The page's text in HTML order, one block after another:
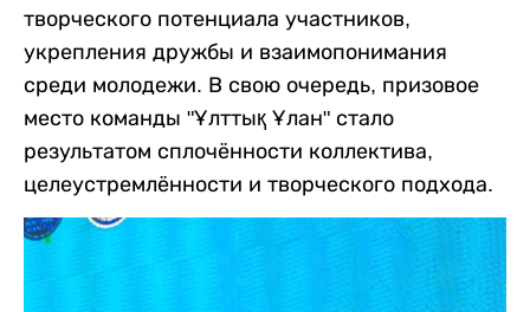
творческого потенциала участников,
укрепления дружбы и взаимопонимания
среди молодежи. В свою очередь, призовое
место команды "Ұлттық Ұлан" стало
результатом сплочённости коллектива,
целеустремлённости и творческого подхода.